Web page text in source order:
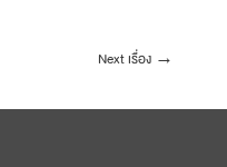
Next เรื่อง →